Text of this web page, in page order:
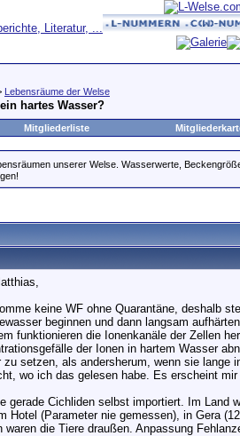
Lebensräume der Welse
hartes Wasser?
Mitgliederliste
unserer Welse. Wasserwerte,
keine WF ohne Quarantäne, deshalb
beginnen und dann langsam
funktionieren die Ionenkanäle der Zellen
der Ionen in hartem Wasser
zu setzen, als andersherum, wenn sie lange
wo ich das gelesen habe. Es erscheint
gerade Cichliden selbst importiert. Im Land
Hotel (Parameter nie gemessen), in Gera
waren die Tiere draußen. Anpassung